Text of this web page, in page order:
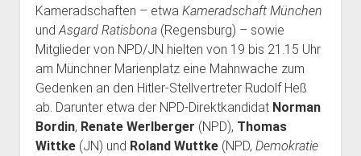
Kameradschaften – etwa Kameradschaft München
und Asgard Ratisbona(Regensburg) – sowie
Mitglieder von NPD/JN hielten von 19 bis 21.15 Uhr
am Münchner Marienplatz eine Mahnwache zum
Gedenken an den Hitler-Stellvertreter Rudolf Heß
ab. Darunter etwa der NPD-Direktkandidat Norman
Bordin, Renate Werlberger (NPD), Thomas
Wittke(JN) und Roland Wuttke(NPD, Demokratie